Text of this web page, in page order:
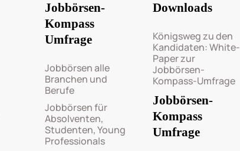
Jobbörsen-
Kompass
Umfrage
Jobbörsen alle
Branchen und
Berufe
Jobbörsen für
Absolventen,
Studenten, Young
Professionals
Downloads
Königsweg zu den
Kandidaten: White-
Paper zur
Jobbörsen-
Kompass-Umfrage
Jobbörsen-
Kompass
Umfrage